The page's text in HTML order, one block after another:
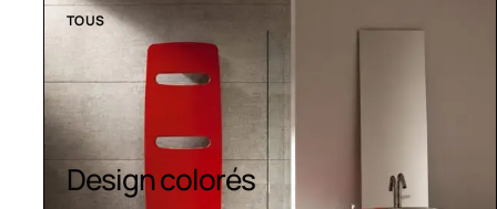
TOUS
Design colorés